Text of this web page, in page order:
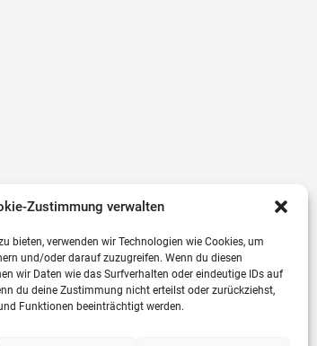
Zustimmung verwalten
bieten, verwenden wir Technologien wie Cookies, um
und/oder darauf zuzugreifen. Wenn du diesen
wir Daten wie das Surfverhalten oder eindeutige IDs auf
du deine Zustimmung nicht erteilst oder zurückziehst,
Funktionen beeinträchtigt werden.